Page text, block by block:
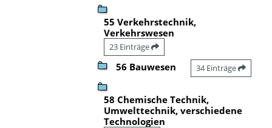
55 Verkehrstechnik,
Verkehrswesen
23 Einträge
56 Bauwesen 34 Einträge
58 Chemische Technik,
Umwelttechnik, verschiedene
Technologien